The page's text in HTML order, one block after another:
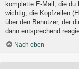
komplette E-Mail, die
wichtig, die Kopfzeilen
über den Benutzer, der
dann entsprechend
Nach oben